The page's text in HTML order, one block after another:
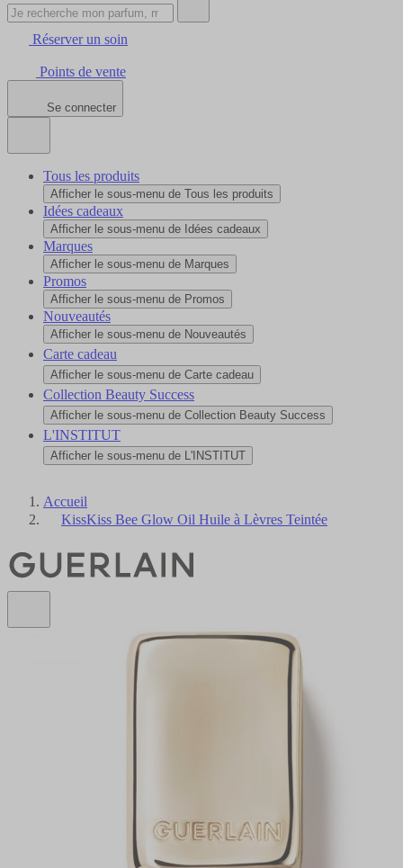
Réserver un soin
Points de vente
Se connecter
Tous les produits
Afficher le sous-menu de Tous les produits
Idées cadeaux
Afficher le sous-menu de Idées cadeaux
Marques
Afficher le sous-menu de Marques
Promos
Afficher le sous-menu de Promos
Nouveautés
Afficher le sous-menu de Nouveautés
Carte cadeau
Afficher le sous-menu de Carte cadeau
Collection Beauty Success
Afficher le sous-menu de Collection Beauty Success
L'INSTITUT
Afficher le sous-menu de L'INSTITUT
Accueil
KissKiss Bee Glow Oil Huile à Lèvres Teintée